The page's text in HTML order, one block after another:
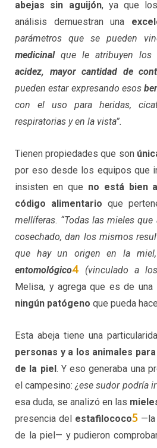
abejas sin aguijón, ya que
análisis demuestran una
parámetros que se pueden
medicinalque le atribuyen los
acidez, mayor cantidad de
pueden estar expresando esos
con el uso para heridas,
respiratorias y en la vista”.
Tienen propiedades que son
por eso desde los equipos que
insisten en que no está bien
código alimentario que
mellíferas. “Todas las mieles
cosechado, dan los mismos
que hay un origen en la
entomológico4 (vinculado a
Melisa, y agrega que es de una
ningún patógeno que pueda
Esta abeja tiene una
personas y a los animales
de la piel. Y eso generaba una
el campesino:¿ese sudor podría
esa duda, se analizó en las
presencia del estafilococo5 —la
de la piel— y pudieron